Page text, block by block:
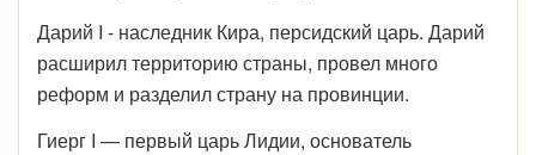
Дарий I - наследник Кира, персидский царь. Дарий
расширил территорию страны, провел много
реформ и разделил страну на провинции.
Гиерг I — первый царь Лидии, основатель